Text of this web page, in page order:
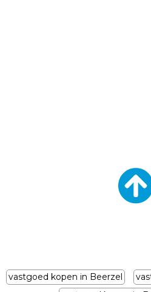
vastgoed kopen in Beerzel